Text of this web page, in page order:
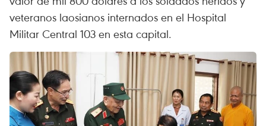
veteranos laosianos internados en el Hospital
Militar Central 103 en esta capital.